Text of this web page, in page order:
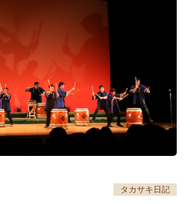
タカサキ日記